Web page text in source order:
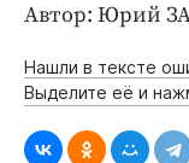
Автор: Юрий
Нашли в тексте
Выделите её и